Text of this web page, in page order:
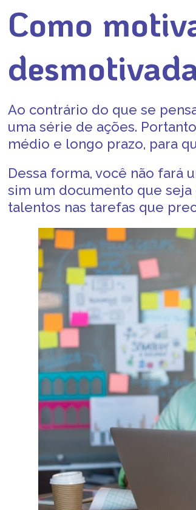
Como
Ao contrário do que se
uma série de ações.
médio e longo prazo, para
Dessa forma, você não fará
sim um documento que
talentos nas tarefas que